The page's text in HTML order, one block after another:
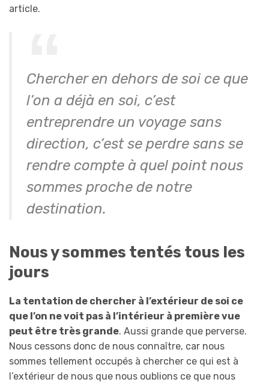
article.
Chercher en dehors de soi ce que
l’on a déjà en soi, c’est
entreprendre un voyage sans
direction, c’est se perdre sans se
rendre compte à quel point nous
sommes proche de notre
destination.
Nous y sommes tentés tous les
jours
La tentation de chercher à l’extérieur de soi ce
que l’on ne voit pas à l’intérieur à première vue
peut être très grande. Aussi grande que perverse.
Nous cessons donc de nous connaître, car nous
sommes tellement occupés à chercher ce qui est à
l’extérieur de nous que nous oublions ce que nous